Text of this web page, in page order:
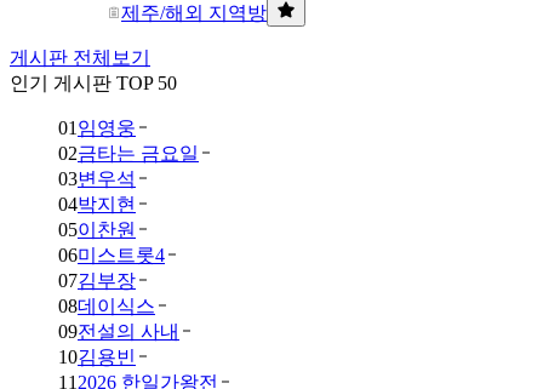
제주/해외 지역방
게시판 전체보기
인기 게시판 TOP 50
01 임영웅
02금타는 금요일
03변우석
04박지현
05이찬원
06미스트롯4
07김부장
08데이식스
09전설의 사내
10김용빈
11 2026 한일가왕전